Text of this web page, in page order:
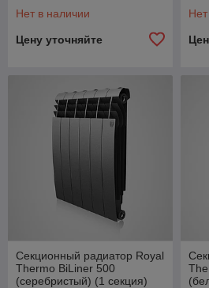
Нет в наличии
Цену уточняйте
Секционный радиатор Royal
Thermo BiLiner 500
(серебристый) (1 секция)